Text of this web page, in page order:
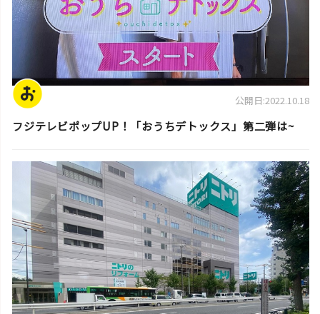
公開日:2022.10.18
フジテレビポップUP！「おうちデトックス」第二弾は~
スタッフ活動日誌